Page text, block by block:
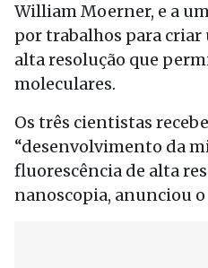
William Moerner, e a
por trabalhos para criar
alta resolução que
moleculares.
Os três cientistas
“desenvolvimento da
fluorescência de alta
nanoscopia, anunciou